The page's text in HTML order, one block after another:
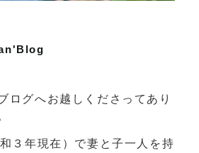
ログへお越しくださってあり
３年現在）で妻と子一人を持